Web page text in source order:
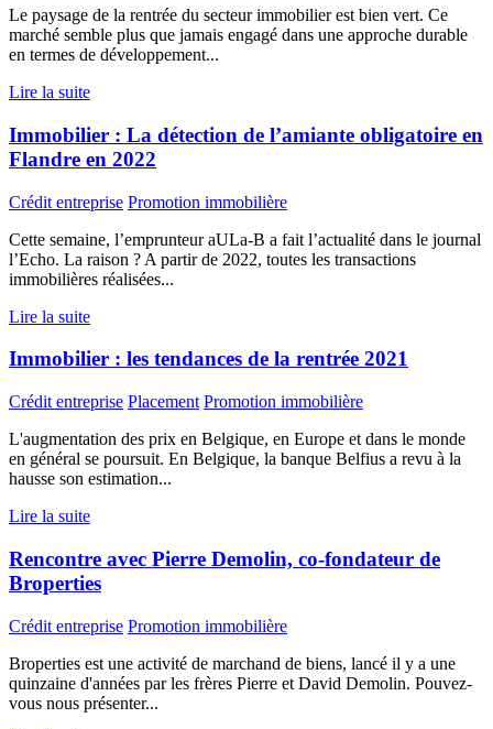
Le paysage de la rentrée du secteur immobilier est bien vert. Ce
marché semble plus que jamais engagé dans une approche durable
en termes de développement...
Lire la suite
Immobilier : La détection de l’amiante obligatoire en
Flandre en 2022
Crédit entreprise Promotion immobilière
Cette semaine, l’emprunteur aULa-B a fait l’actualité dans le journal
l’Echo. La raison ? A partir de 2022, toutes les transactions
immobilières réalisées...
Lire la suite
Immobilier : les tendances de la rentrée 2021
Crédit entreprise Placement Promotion immobilière
L'augmentation des prix en Belgique, en Europe et dans le monde
en général se poursuit. En Belgique, la banque Belfius a revu à la
hausse son estimation...
Lire la suite
Rencontre avec Pierre Demolin, co-fondateur de
Broperties
Crédit entreprise Promotion immobilière
Broperties est une activité de marchand de biens, lancé il y a une
quinzaine d'années par les frères Pierre et David Demolin. Pouvez-
vous nous présenter...